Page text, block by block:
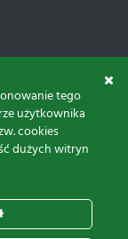
tego
użytkownika
cookies
dużych witryn